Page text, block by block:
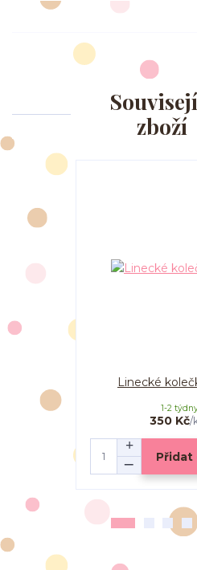
zboží
Linecké
350 Kč/
1-2
Přidat